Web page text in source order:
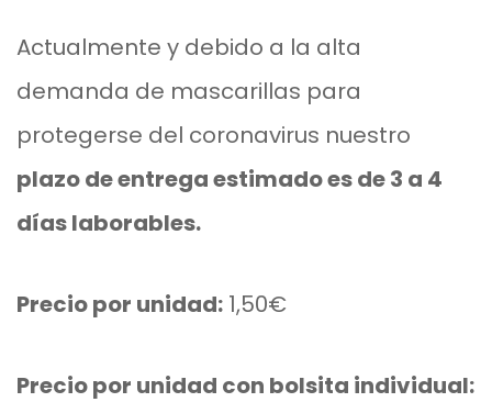
Actualmente y debido a la alta
demanda de mascarillas para
protegerse del coronavirus nuestro
plazo de entrega estimado es de 3 a 4
días laborables.
Precio por unidad: 1,50€
Precio por unidad con bolsita individual:
LÍNEA SUPREME
BIOFRESH SPORT
JABONES Y SETS
LÍNEA ECONÓMICA